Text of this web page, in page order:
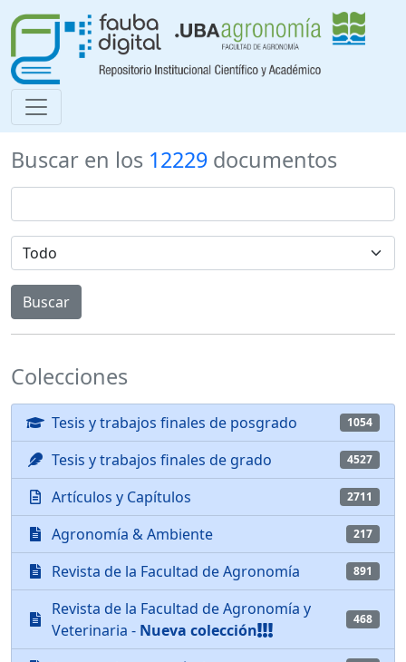
Buscar en los 12229 documentos
Colecciones
Tesis y trabajos finales de posgrado 1054
Tesis y trabajos finales de grado 4527
Artículos y Capítulos 2711
Agronomía & Ambiente 217
Revista de la Facultad de Agronomía 891
Revista de la Facultad de Agronomía y
Veterinaria - Nueva colección
468